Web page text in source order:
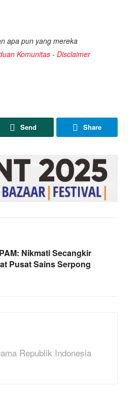
apa pun yang mereka
Komunitas- Disclaimer
Send Share
Nikmati Secangkir
Pusat Sains Serpong
Republik Indonesia